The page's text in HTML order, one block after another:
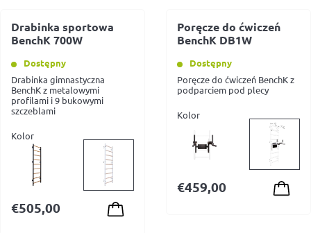
Drabinka sportowa
BenchK 700W
Dostępny
Drabinka gimnastyczna
BenchK z metalowymi
profilami i 9 bukowymi
szczeblami
Kolor
€505,00
Poręcze do ćwiczeń
BenchK DB1W
Dostępny
Poręcze do ćwiczeń BenchK z
podparciem pod plecy
Kolor
€459,00